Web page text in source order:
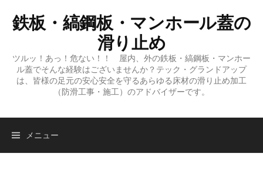
鉄板・縞鋼板・マンホール蓋の
滑り止め
ツルッ！あっ！危ない！！ 屋内、外の鉄板・縞鋼板・マンホー
ル蓋でそんな経験はございませんか？テック・グランドアップ
は、皆様の足元の安心安全を守るあらゆる床材の滑り止め加工
（防滑工事・施工）のアドバイザーです。
メニュー